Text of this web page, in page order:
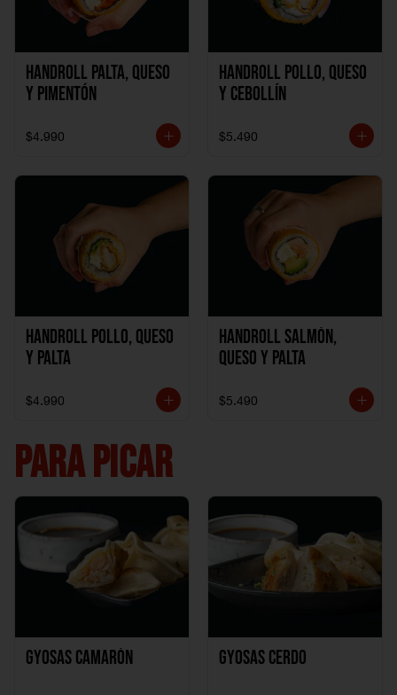
Handroll Palta, Queso
y Pimentón
$4.990
Handroll Pollo, Queso
y Cebollín
$5.490
Handroll Pollo, Queso
y Palta
$4.990
Handroll Salmón,
Queso y Palta
$5.490
PARA PICAR
Gyosas Camarón Gyosas Cerdo